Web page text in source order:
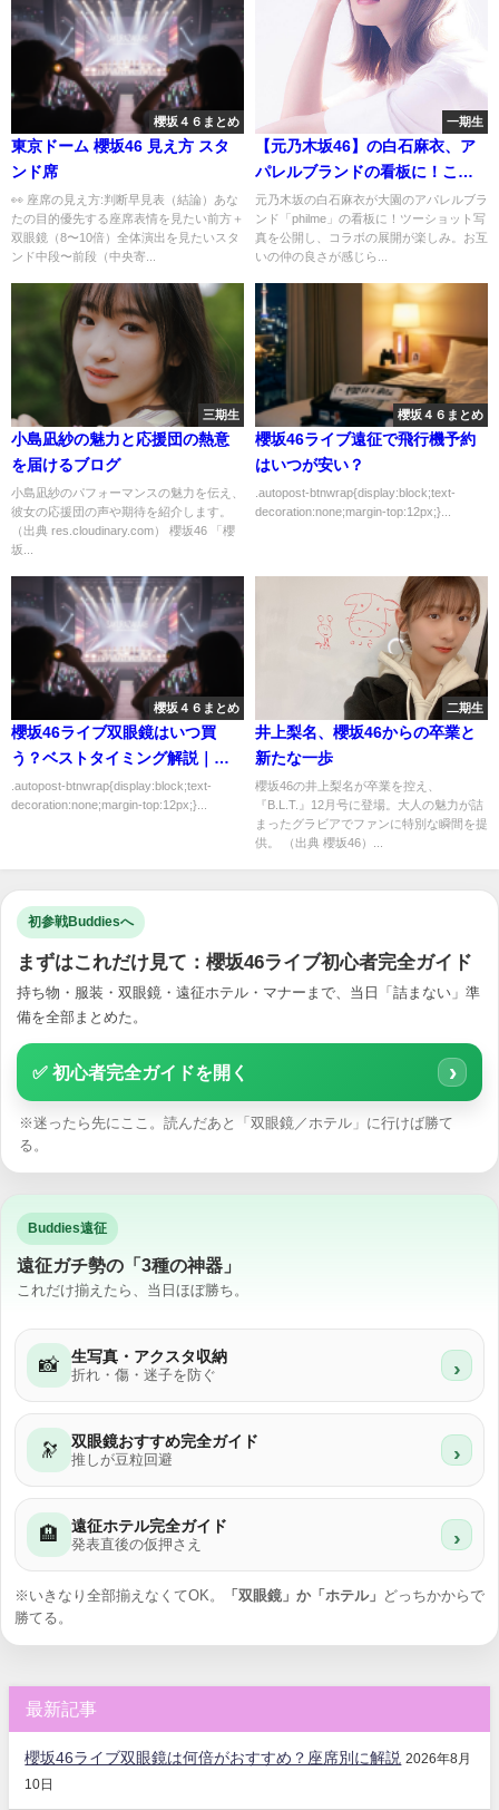
櫻坂４６まとめ
東京ドーム 櫻坂46 見え方 スタ
ンド席
👀 座席の見え方:判断早見表（結論）あな
たの目的優先する座席表情を見たい前方＋
双眼鏡（8〜10倍）全体演出を見たいスタ
ンド中段〜前段（中央寄...
一期生
【元乃木坂46】の白石麻衣、ア
パレルブランドの看板に！これ
は草生えるわ
元乃木坂の白石麻衣が大園のアパレルブラ
ンド「philme」の看板に！ツーショット写
真を公開し、コラボの展開が楽しみ。お互
いの仲の良さが感じら...
三期生
小島凪紗の魅力と応援団の熱意
を届けるブログ
小島凪紗のパフォーマンスの魅力を伝え、
彼女の応援団の声や期待を紹介します。
（出典 res.cloudinary.com） 櫻坂46 「櫻
坂...
櫻坂４６まとめ
櫻坂46ライブ遠征で飛行機予約
はいつが安い？
.autopost-btnwrap{display:block;text-
decoration:none;margin-top:12px;}...
櫻坂４６まとめ
櫻坂46ライブ双眼鏡はいつ買
う？ベストタイミング解説｜失
敗しない選び方を解説
.autopost-btnwrap{display:block;text-
decoration:none;margin-top:12px;}...
二期生
井上梨名、櫻坂46からの卒業と
新たな一歩
櫻坂46の井上梨名が卒業を控え、
『B.L.T.』12月号に登場。大人の魅力が詰
まったグラビアでファンに特別な瞬間を提
供。 （出典 櫻坂46）...
初参戦Buddiesへ
まずはこれだけ見て：櫻坂46ライブ初心者完全ガイド
持ち物・服装・双眼鏡・遠征ホテル・マナーまで、当日「詰まない」準
備を全部まとめた。
✅ 初心者完全ガイドを開く ›
※迷ったら先にここ。読んだあと「双眼鏡／ホテル」に行けば勝て
る。
Buddies遠征
遠征ガチ勢の「3種の神器」
これだけ揃えたら、当日ほぼ勝ち。
📸 生写真・アクスタ収納
折れ・傷・迷子を防ぐ ›
🔭 双眼鏡おすすめ完全ガイド
推しが豆粒回避 ›
🏨 遠征ホテル完全ガイド
発表直後の仮押さえ ›
※いきなり全部揃えなくてOK。 「双眼鏡」か「ホテル」
どっちかからで
勝てる。
最新記事
櫻坂46ライブ双眼鏡は何倍がおすすめ？座席別に解説 2026年8月
10日